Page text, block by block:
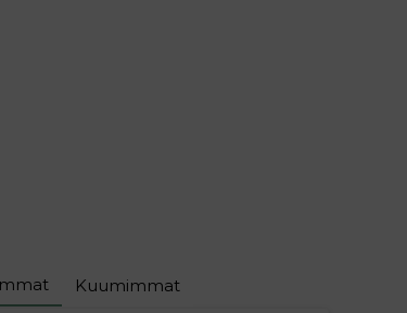
Kuumimmat